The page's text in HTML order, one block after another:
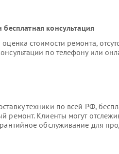
консультация
стоимости ремонта,
по телефону или
техники по всей РФ,
Клиенты могут
обслуживание для